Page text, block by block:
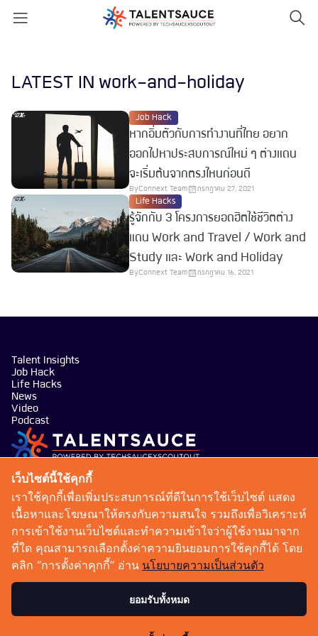
LATEST IN work-and-holiday
Job Hack
หากอิ่มตัวกับการทำงานที่ไทย อยาก
ออกไปหาประสบการณ์ใหม่ ๆ ต่างแดน
จะเริ่มต้นจากตรงไหนก่อนดี
ByConnext Team กรกฎาคม 27, 2021
Life Hacks
รู้จักกับ 3 โครงการยอดฮิตใช้ชีวิตต่าง
แดน Work and Travel / Work and
Study และ Work and Holiday
ByConnext Team กรกฎาคม 16, 2021
Talent Insights
Job Hack
Life Hacks
News
Video
Podcast
บริษัท เทคซอส มีเดีย จำกัด
101 ทรู ดิจิทัล พาร์ค อาคาร กริฟฟิน ชั้น 14 ห้อง 1401
ถนนสุขุมวิท แขวงบางจาก เขตพระโขนง กรุงเทพมหานคร
10260
talentsauce@techsauce.co
02-001-5375
เว็บไซต์นี้ใช้คุกกี้
เราใช้คุกกี้เพื่อเพิ่มประสบการณ์ที่ดีในการใช้เว็บไซต์ แสดง
เนื้อหาและโฆษณาให้ตรงกับความสนใจ รวมถึงเพื่อวิเคราะห์
การเข้าใช้งานเว็บไซต์และทำความเข้าใจว่าผู้ใช้งานมาจาก
ที่ใด คุณสามารถเลือกตั้งค่าความยินยอมการใช้คุกกี้ได้ โดย
คลิก “การตั้งค่าคุกกี้” อ่าน นโยบายความเป็นส่วนตัว
ยอมรับทั้งหมด